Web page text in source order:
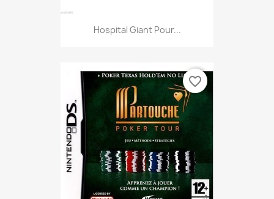
Hospital Giant Pour...
favorite_border